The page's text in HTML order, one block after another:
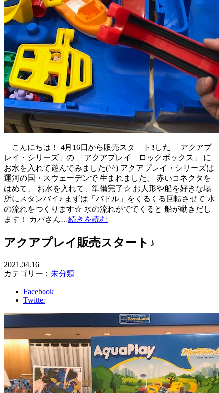
こんにちは！ 4月16日から販売スタート‼した 「アクアプ
レイ・シリーズ」の 「アクアプレイ ロックボックス」 に
お水を入れて遊んでみました(^^) アクアプレイ・シリーズは
運河の国・スウェーデンで 生まれました。 赤いコネクタを
はめて、 お水を入れて、準備完了☆ お人形や船を好きな場
所にスタンバイ♪ まずは「パドル」をくるくる回転させて 水
の流れをつくります☆ 水の流れがでてくると 船が動きだし
ます！ カバさん…続きを読む
アクアプレイ販売スタート♪
2021.04.16
カテゴリー： 未分類
Facebook
Twitter